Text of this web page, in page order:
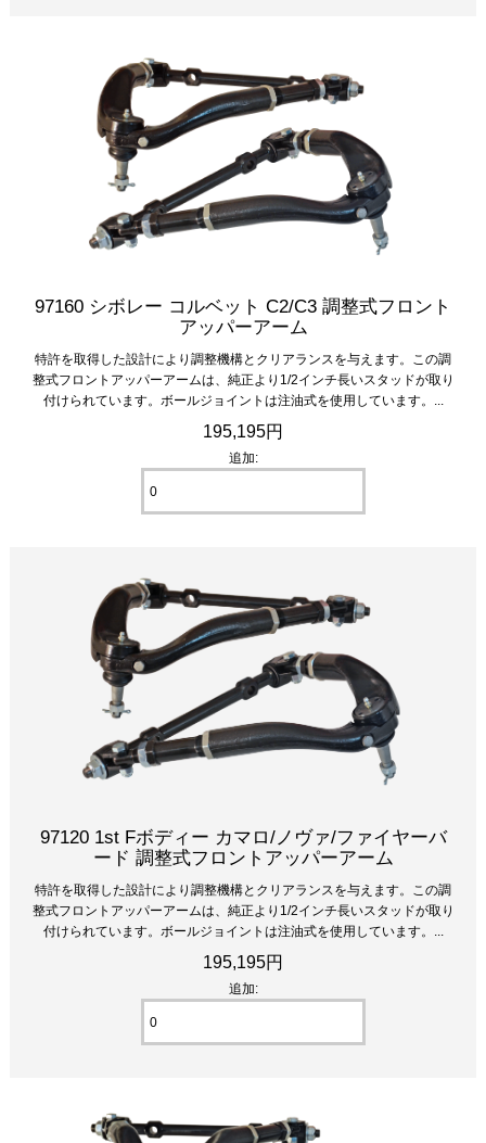
97160 シボレー コルベット C2/C3 調整式フロント
アッパーアーム
特許を取得した設計により調整機構とクリアランスを与えます。この調
整式フロントアッパーアームは、純正より1/2インチ長いスタッドが取り
付けられています。ボールジョイントは注油式を使用しています。...
195,195円
追加:
97120 1st Fボディー カマロ/ノヴァ/ファイヤーバ
ード 調整式フロントアッパーアーム
特許を取得した設計により調整機構とクリアランスを与えます。この調
整式フロントアッパーアームは、純正より1/2インチ長いスタッドが取り
付けられています。ボールジョイントは注油式を使用しています。...
195,195円
追加: